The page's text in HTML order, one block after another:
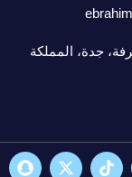
جدة، المملكة